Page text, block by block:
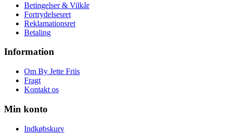
Betingelser & Vilkår
Fortrydelsesret
Reklamationsret
Betaling
Information
Om By Jette Friis
Fragt
Kontakt os
Min konto
Indkøbskurv